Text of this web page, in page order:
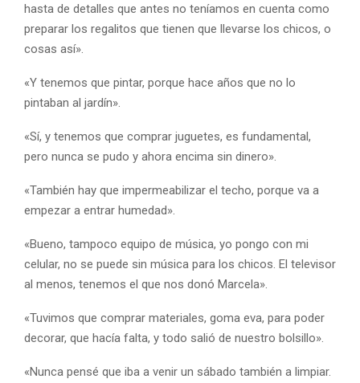
hasta de detalles que antes no teníamos en cuenta como
preparar los regalitos que tienen que llevarse los chicos, o
cosas así».
«Y tenemos que pintar, porque hace años que no lo
pintaban al jardín».
«Sí, y tenemos que comprar juguetes, es fundamental,
pero nunca se pudo y ahora encima sin dinero».
«También hay que impermeabilizar el techo, porque va a
empezar a entrar humedad».
«Bueno, tampoco equipo de música, yo pongo con mi
celular, no se puede sin música para los chicos. El televisor
al menos, tenemos el que nos donó Marcela».
«Tuvimos que comprar materiales, goma eva, para poder
decorar, que hacía falta, y todo salió de nuestro bolsillo».
«Nunca pensé que iba a venir un sábado también a limpiar.